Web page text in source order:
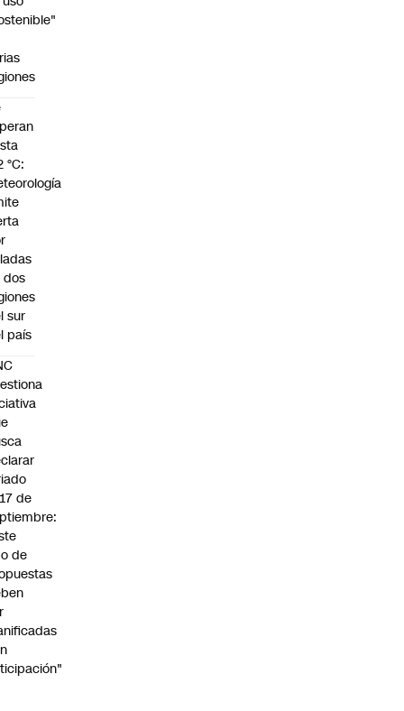
°C:
dos
sur
país
de
de